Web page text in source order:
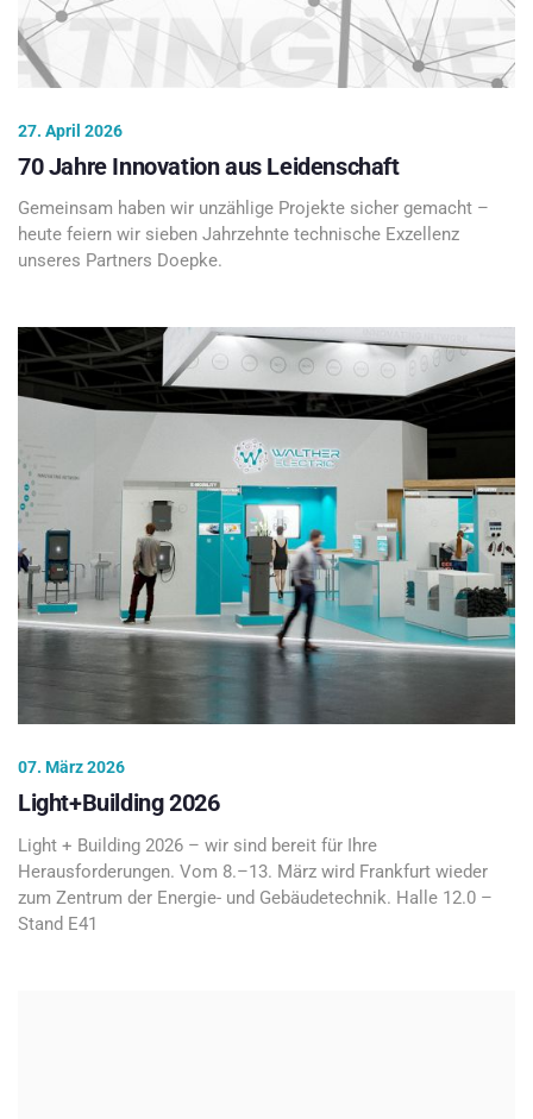
27. April 2026
70 Jahre Innovation aus Leidenschaft
Gemeinsam haben wir unzählige Projekte sicher gemacht –
heute feiern wir sieben Jahrzehnte technische Exzellenz
unseres Partners Doepke.
07. März 2026
Light+Building 2026
Light + Building 2026 – wir sind bereit für Ihre
Herausforderungen. Vom 8.–13. März wird Frankfurt wieder
zum Zentrum der Energie- und Gebäudetechnik. Halle 12.0 –
Stand E41